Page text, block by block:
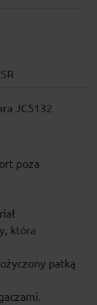
JC5132
poza
która
patką